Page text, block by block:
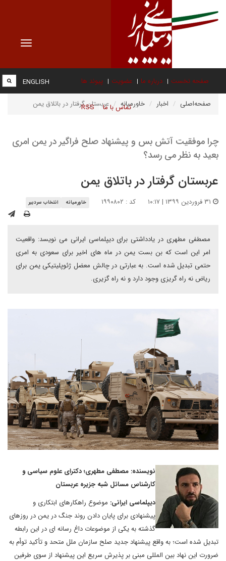
Toggle
صفحه نخست درباره ما عضویت پیوند ها
تماس با ما RSS
ENGLISH
صفحه‌اصلی اخبار خاورمیانه عربستان گرفتار در باتلاق یمن
چرا موفقیت آتش بس و پیشنهاد صلح فراگیر در یمن امری
بعید به نظر می رسد؟
عربستان گرفتار در باتلاق یمن
کد : ۱۹۹۰۸۰۲ خاورمیانه انتخاب سردبیر
مصطفی مطهری در یادداشتی برای دیپلماسی ایرانی می نویسد: واقعیت
امر این است که بن بست یمن در ماه های اخیر برای سعودی به امری
حتمی تبدیل شده است. به عبارتی در چالش معضل ژئوپلیتیکی یمن برای
ریاض نه راه گریزی وجود دارد و نه راه گزیری.
نویسنده: مصطفی مطهری؛ دکترای علوم سیاسی و
کارشناس مسائل شبه جزیره عربستان
دیپلماسی ایرانی: موضوع راهکارهای ابتکاری و
پیشنهادی برای پایان دادن روند جنگ در یمن در روزهای
گذشته به یکی از موضوعات داغ رسانه ای در این رابطه
تبدیل شده است؛ به واقع پیشنهاد جدید صلح سازمان ملل متحد و تأکید توأم به
ضرورت این نهاد بین المللی مبنی بر پذیرش سریع این پیشنهاد از سوی طرفین